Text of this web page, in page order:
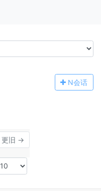
N会话
更旧 →